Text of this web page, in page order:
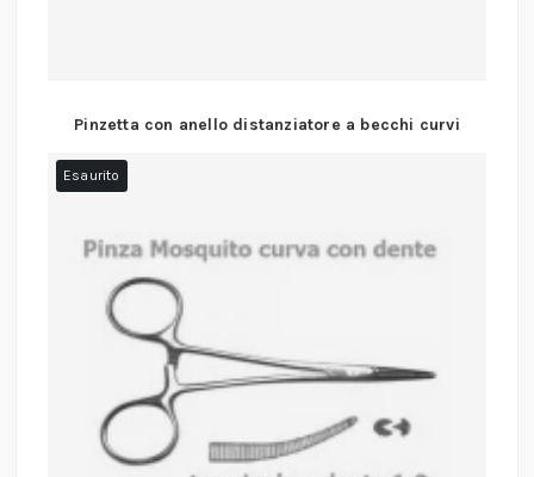
Pinzetta con anello distanziatore a becchi curvi
Esaurito